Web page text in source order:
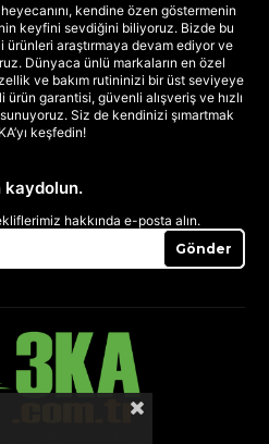
kendine özen göstermenin
keyfini sevdiğini biliyoruz. Bizde bu
araştırmaya devam ediyor ve
Dünyaca ünlü markaların en özel
ve bakım rutininizi bir üst seviyeye
garantisi, güvenli alışveriş ve hızlı
Siz de kendinizi şımartmak
keşfedin!
hakkında e-posta alın.
Gönder